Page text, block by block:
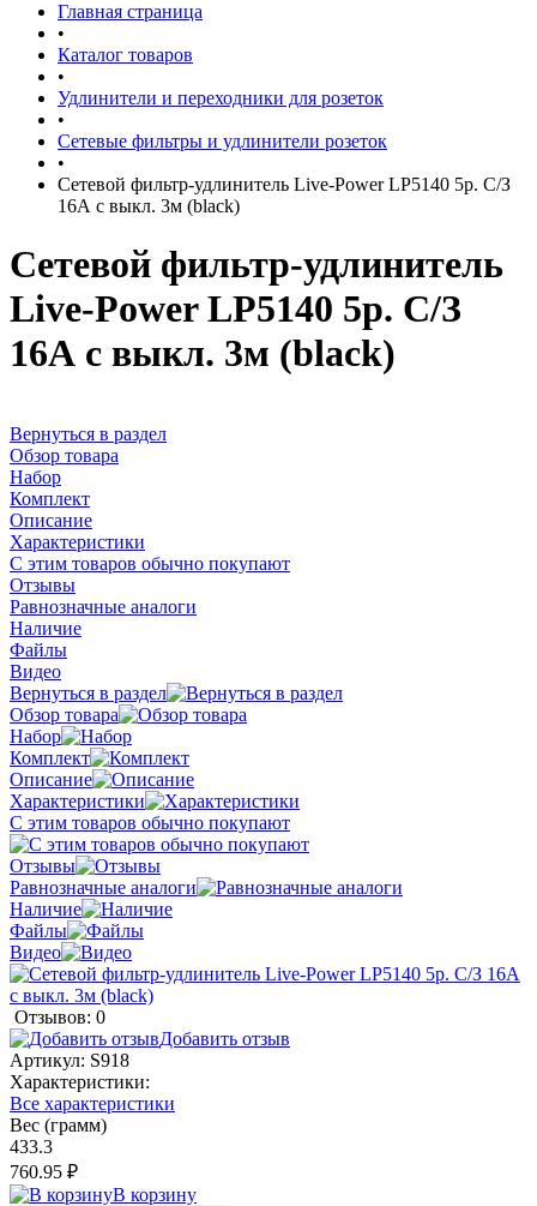
Главная страница
•
Каталог товаров
•
Удлинители и переходники для розеток
•
Сетевые фильтры и удлинители розеток
•
Сетевой фильтр-удлинитель Live-Power LP5140 5р. С/З
16А с выкл. 3м (black)
Сетевой фильтр-удлинитель
Live-Power LP5140 5р. С/З
16А с выкл. 3м (black)
Вернуться в раздел
Обзор товара
Набор
Комплект
Описание
Характеристики
С этим товаров обычно покупают
Отзывы
Равнозначные аналоги
Наличие
Файлы
Видео
Вернуться в раздел
Обзор товара
Набор
Комплект
Описание
Характеристики
С этим товаров обычно покупают
Отзывы
Равнозначные аналоги
Наличие
Файлы
Видео
Отзывов: 0
Добавить отзыв
Артикул: S918
Характеристики:
Все характеристики
Вес (грамм)
433.3
760.95 ₽
В корзину